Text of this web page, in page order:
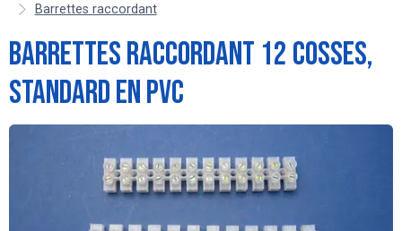
Barrettes raccordant
Barrettes raccordant 12 cosses,
standard en PVC